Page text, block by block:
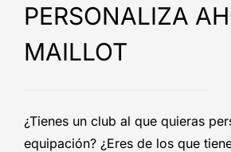
PERSONALIZA
MAILLOT
¿Tienes un club al que quieras
equipación? ¿Eres de los que